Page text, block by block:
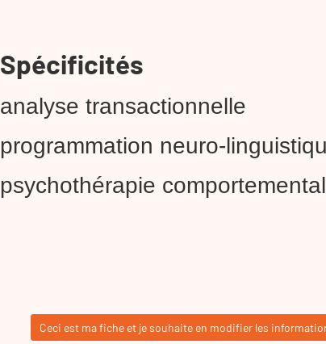
Spécificités
analyse transactionnelle
programmation neuro-
psychothérapie
Ceci est ma fiche et je souhaite en modifier les